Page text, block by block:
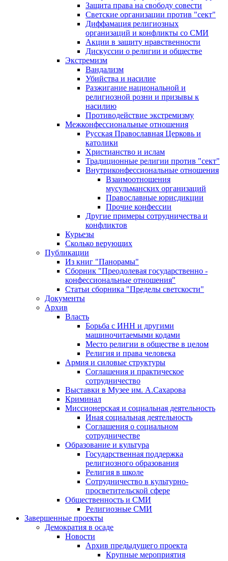
Защита права на свободу совести
Светские организации против "сект"
Диффамация религиозных
организаций и конфликты со СМИ
Акции в защиту нравственности
Дискуссии о религии и обществе
Экстремизм
Вандализм
Убийства и насилие
Разжигание национальной и
религиозной розни и призывы к
насилию
Противодействие экстремизму
Межконфессиональные отношения
Русская Православная Церковь и
католики
Христианство и ислам
Традиционные религии против "сект"
Внутриконфессиональные отношения
Взаимоотношения
мусульманских организаций
Православные юрисдикции
Прочие конфессии
Другие примеры сотрудничества и
конфликтов
Курьезы
Сколько верующих
Публикации
Из книг "Панорамы"
Сборник "Преодолевая государственно -
конфессиональные отношения"
Статьи сборника "Пределы светскости"
Документы
Архив
Власть
Борьба с ИНН и другими
машиночитаемыми кодами
Место религии в обществе в целом
Религия и права человека
Армия и силовые структуры
Соглашения и практическое
сотрудничество
Выставки в Музее им. А.Сахарова
Криминал
Миссионерская и социальная деятельность
Иная социальная деятельность
Соглашения о социальном
сотрудничестве
Образование и культура
Государственная поддержка
религиозного образования
Религия в школе
Сотрудничество в культурно-
просветительской сфере
Общественность и СМИ
Религиозные СМИ
Завершенные проекты
Демократия в осаде
Новости
Архив предыдущего проекта
Крупные мероприятия